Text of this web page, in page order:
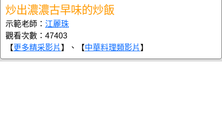
炒出濃濃古早味的炒飯
示範老師： 江麗珠
觀看次數：47403
【更多精采影片 】、【中華料理類影片 】